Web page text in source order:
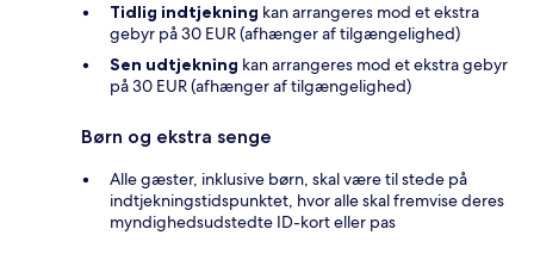
Tidlig indtjekning kan arrangeres mod et ekstra
gebyr på 30 EUR (afhænger af tilgængelighed)
Sen udtjekning kan arrangeres mod et ekstra gebyr
på 30 EUR (afhænger af tilgængelighed)
Børn og ekstra senge
Alle gæster, inklusive børn, skal være til stede på
indtjekningstidspunktet, hvor alle skal fremvise deres
myndighedsudstedte ID-kort eller pas